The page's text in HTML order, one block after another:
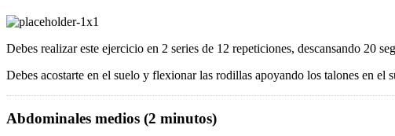
Debes realizar este ejercicio en 2 series de 12 repeticiones, descansando 20
Debes acostarte en el suelo y flexionar las rodillas apoyando los talones en el
Abdominales medios (2 minutos)